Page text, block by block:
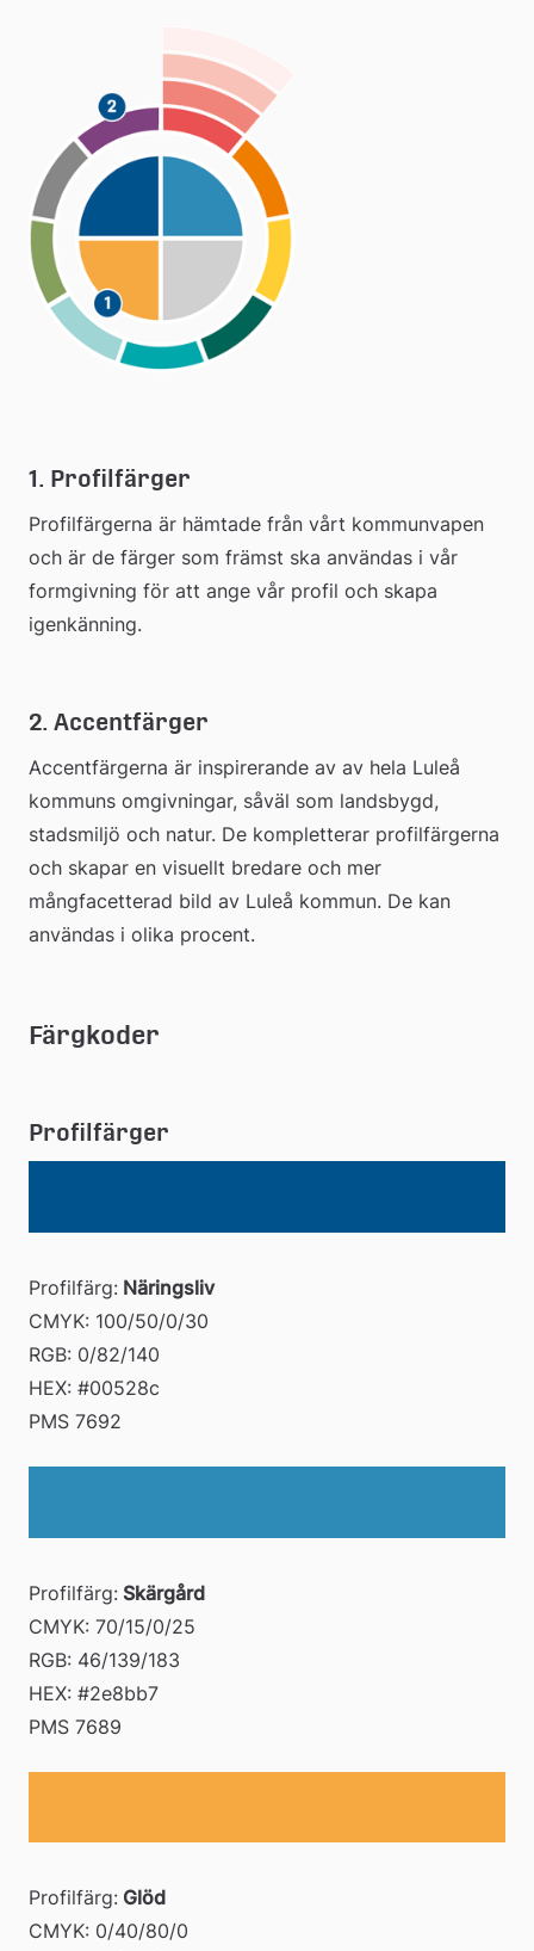
1. Profilfärger
Profilfärgerna är hämtade från vårt kommunvapen
och är de färger som främst ska användas i vår
formgivning för att ange vår profil och skapa
igenkänning.
2. Accentfärger
Accentfärgerna är inspirerande av av hela Luleå
kommuns omgivningar, såväl som landsbygd,
stadsmiljö och natur. De kompletterar profilfärgerna
och skapar en visuellt bredare och mer
mångfacetterad bild av Luleå kommun. De kan
användas i olika procent.
Färgkoder
Profilfärger
Profilfärg: Näringsliv
CMYK: 100/50/0/30
RGB: 0/82/140
HEX: #00528c
PMS 7692
Profilfärg: Skärgård
CMYK: 70/15/0/25
RGB: 46/139/183
HEX: #2e8bb7
PMS 7689
Profilfärg: Glöd
CMYK: 0/40/80/0